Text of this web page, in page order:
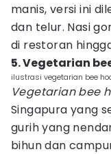
manis, versi ini
dan telur. Nasi
di restoran
5. Vegetarian
ilustrasi vegetarian bee
Vegetarian bee
Singapura yang
gurih yang
bihun dan